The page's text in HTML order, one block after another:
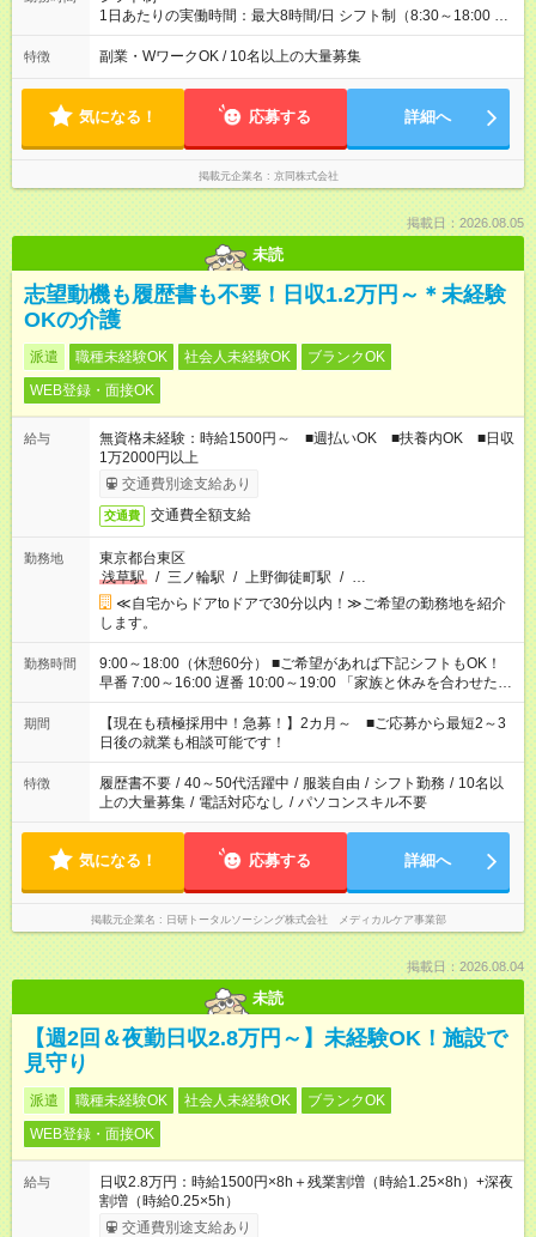
1日あたりの実働時間：最大8時間/日 シフト制（8:30～18:00 予
定） 【勤務例】 ・9:00～18:00 ・9:00～15:00 ※上記以外の時
間帯も相談可能です。 ※午前中のみもOK
特徴 副業・WワークOK / 10名以上の大量募集
気になる！ 応募する 詳細へ
掲載元企業名 京同株式会社
掲載日：2026.08.05
未読
志望動機も履歴書も不要！日収1.2万円～＊未経験
OKの介護
派遣 職種未経験OK 社会人未経験OK
ブランクOK
WEB登録・面接OK
給与
無資格未経験：時給1500円～ ■週払いOK ■扶養内OK ■日収
1万2000円以上
交通費別途支給あり
交通費 交通費全額支給
勤務地
東京都台東区
浅草駅
/ 三ノ輪駅 / 上野御徒町駅 / …
≪自宅からドアtoドアで30分以内！≫ご希望の勤務地を紹介
します。
勤務時間
9:00～18:00（休憩60分） ■ご希望があれば下記シフトもOK！
早番 7:00～16:00 遅番 10:00～19:00 「家族と休みを合わせた
い」 「余裕を持って夕飯の準備がしたい」 「できれば残業はし
たくない」 など、ご希望を教えてくださいね。 ※Wワーク希望
の方へ 今ご覧のお仕事で希望する勤務時間と、もう1つのお仕事
の勤務時間。 合計で週40時間を超える場合は応募できません。
期間
【現在も積極採用中！急募！】2カ月～ ■ご応募から最短2～3
日後の就業も相談可能です！
特徴 履歴書不要 / 40～50代活躍中 / 服装自由 / シフト勤務 / 10名以
上の大量募集 / 電話対応なし / パソコンスキル不要
気になる！ 応募する 詳細へ
掲載元企業名 日研トータルソーシング株式会社 メディカルケア事業部
掲載日：2026.08.04
未読
【週2回＆夜勤日収2.8万円～】未経験OK！施設で
見守り
派遣 職種未経験OK 社会人未経験OK
ブランクOK
WEB登録・面接OK
給与
日収2.8万円：時給1500円×8h＋残業割増（時給1.25×8h）+深夜
割増（時給0.25×5h）
交通費別途支給あり